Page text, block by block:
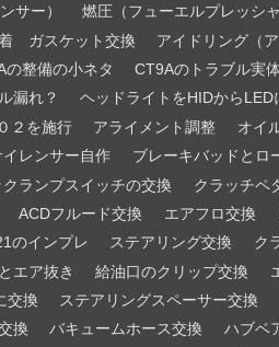
サー）
燃圧（フューエルプレッシ
ガスケット交換
アイドリング（
の整備の小ネタ
CT9Aのトラブル実
漏れ？
ヘッドライトをHIDからLED
２を施行
アライメント調整 オイ
レンサー自作 ブレーキバッドとロ
クランプスイッチの交換 クラッチペ
ACDフルード交換 エアフロ交換
のインプレ
ステアリング交換 ク
エア抜き
給油口のクリップ交換
交換
ステアリングスペーサー交換
換
バキュームホース交換 ハブベ